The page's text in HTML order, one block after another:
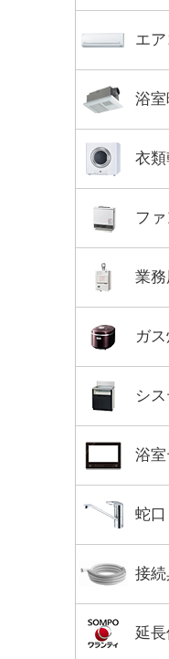
エ
浴
衣
フ
業
ガ
シ
浴
蛇口
接続
延